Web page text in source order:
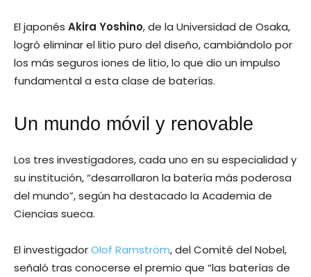
El japonés Akira Yoshino, de la Universidad de Osaka,
logró eliminar el litio puro del diseño, cambiándolo por
los más seguros iones de litio, lo que dio un impulso
fundamental a esta clase de baterías.
Un mundo móvil y renovable
Los tres investigadores, cada uno en su especialidad y
su institución, “desarrollaron la batería más poderosa
del mundo”, según ha destacado la Academia de
Ciencias sueca.
El investigadorOlof Ramström, del Comité del Nobel,
señaló tras conocerse el premio que “las baterías de